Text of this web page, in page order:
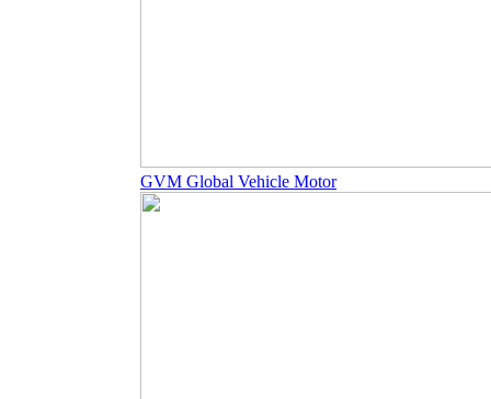
GVM Global Vehicle Motor